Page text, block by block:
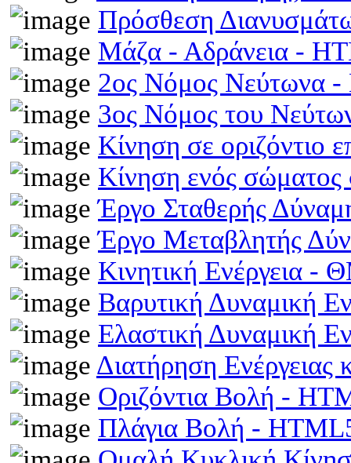
Πρόσθεση
Μάζα - Αδράνεια -
2ος Νόμος Νεύτωνα
3ος Νόμος του
Κίνηση σε οριζόντιο
Κίνηση ενός
Έργο Σταθερής
Έργο Μεταβλητής
Κινητική Ενέργεια
Βαρυτική Δυναμική
Ελαστική Δυναμική
Διατήρηση
Οριζόντια Βολή -
Πλάγια Βολή -